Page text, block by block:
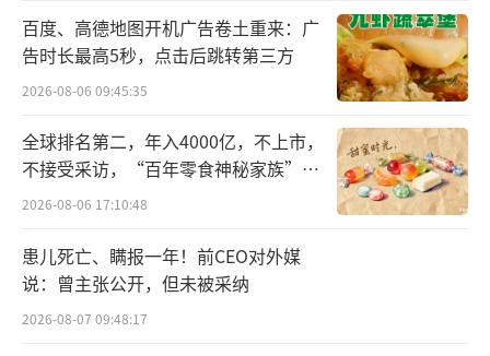
和不少上市公司一样，在新药研发效益不
明确时，上海医药调转研发船头，暂停不确定
的新药研发，聚焦优势研发项目。
百度、高德地图开机广告卷土重来：广
告时长最高5秒，点击后跳转第三方
2026-08-06 09:45:35
全球排名第二，年入4000亿，不上市，
不接受采访，“百年零食神秘家族”浮
出水面？
2026-08-06 17:10:48
患儿死亡、瞒报一年！前CEO对外媒
说：曾主张公开，但未被采纳
2026-08-07 09:48:17